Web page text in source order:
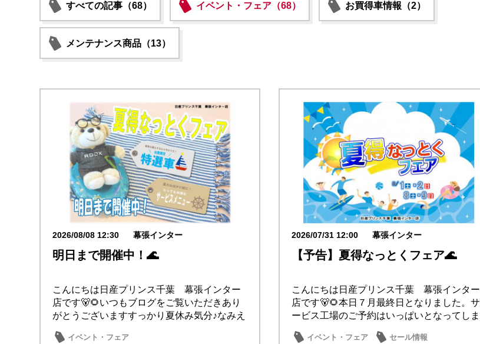
すべての記事（68） イベント・フェア（68） お買得車情報（2）
メンテナンス商品（13）
2026/08/08 12:30 幕張インター
明日まで開催中！🌊
こんにちは日産プリンス千葉 幕張インター
店です🐻🌻いつもブログをご覧いただきあり
がとうございますすっかり夏休み気分♪なみえ
イベント・フェア
2026/07/31 12:00 幕張インター
【予告】夏得なっとくフェア🌊
こんにちは日産プリンス千葉 幕張インター
店です🐻🌻本日７月最終日となりました。サ
ービス工場のご予約はいっぱいとなってしま
イベント・フェア セール情報